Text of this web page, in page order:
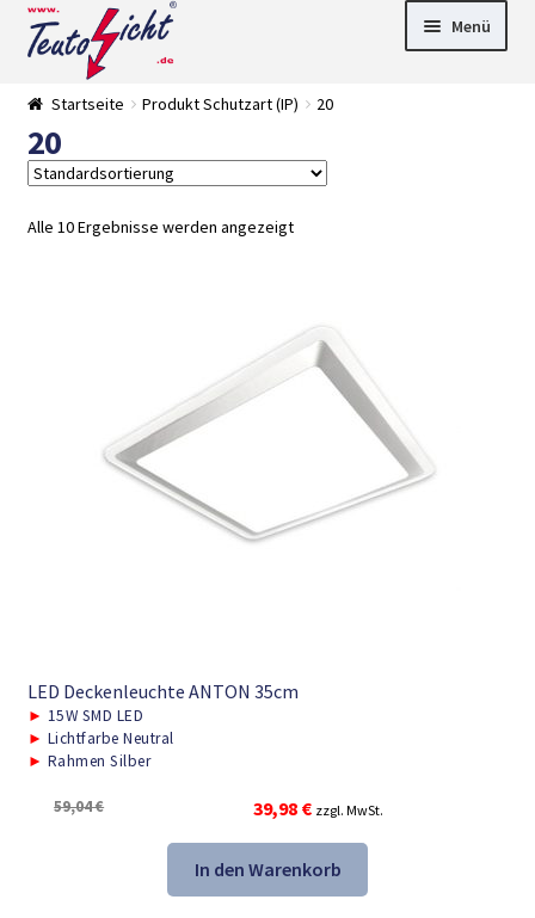
Zur
Navigation
springen
Springe
zum
Menü
Startseite Produkt Schutzart (IP) 20
20
Alle 10 Ergebnisse werden angezeigt
LED Deckenleuchte ANTON 35cm
► 15W SMD LED
► Lichtfarbe Neutral
► Rahmen Silber
59,04€
Ursprünglicher
Preis
war:
59,04 €
39,98 €Aktueller
Preis
ist:
39,98 €.
zzgl. MwSt.
In den Warenkorb